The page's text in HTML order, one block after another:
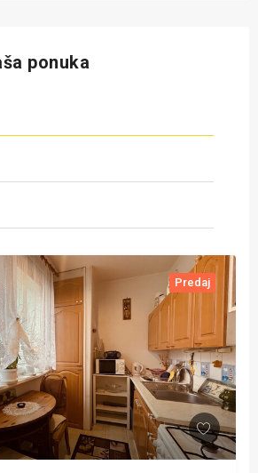
ponuka
Predaj